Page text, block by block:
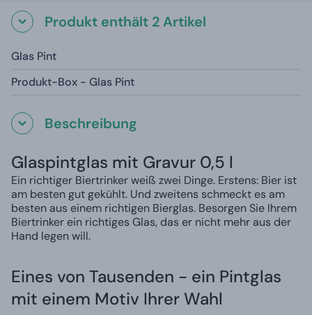
Produkt enthält 2 Artikel
Glas Pint
Produkt-Box - Glas Pint
Beschreibung
Glaspintglas mit Gravur 0,5 l
Ein richtiger Biertrinker weiß zwei Dinge. Erstens: Bier ist
am besten gut gekühlt. Und zweitens schmeckt es am
besten aus einem richtigen Bierglas. Besorgen Sie Ihrem
Biertrinker ein richtiges Glas, das er nicht mehr aus der
Hand legen will.
Eines von Tausenden - ein Pintglas
mit einem Motiv Ihrer Wahl